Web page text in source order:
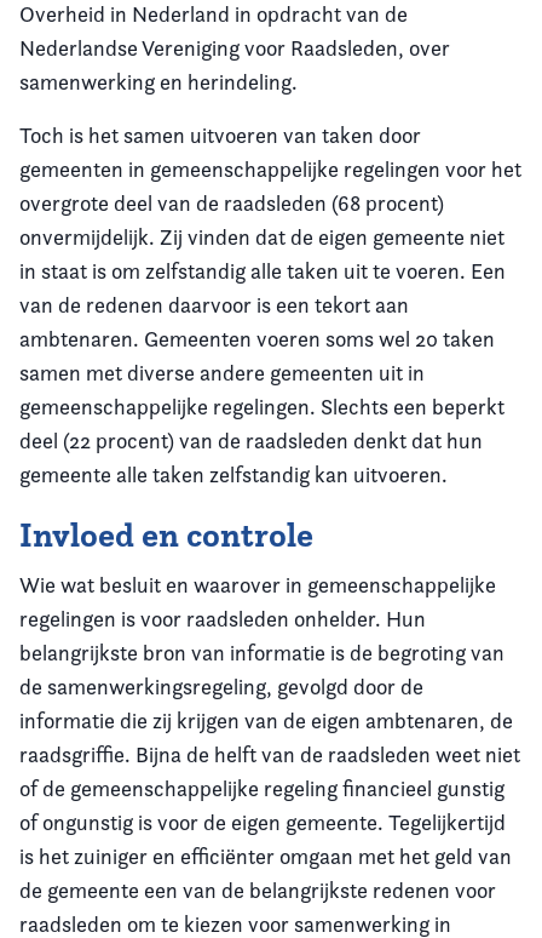
Overheid in Nederland in opdracht van de
Nederlandse Vereniging voor Raadsleden, over
samenwerking en herindeling.
Toch is het samen uitvoeren van taken door
gemeenten in gemeenschappelijke regelingen voor het
overgrote deel van de raadsleden (68 procent)
onvermijdelijk. Zij vinden dat de eigen gemeente niet
in staat is om zelfstandig alle taken uit te voeren. Een
van de redenen daarvoor is een tekort aan
ambtenaren. Gemeenten voeren soms wel 20 taken
samen met diverse andere gemeenten uit in
gemeenschappelijke regelingen. Slechts een beperkt
deel (22 procent) van de raadsleden denkt dat hun
gemeente alle taken zelfstandig kan uitvoeren.
Invloed en controle
Wie wat besluit en waarover in gemeenschappelijke
regelingen is voor raadsleden onhelder. Hun
belangrijkste bron van informatie is de begroting van
de samenwerkingsregeling, gevolgd door de
informatie die zij krijgen van de eigen ambtenaren, de
raadsgriffie. Bijna de helft van de raadsleden weet niet
of de gemeenschappelijke regeling financieel gunstig
of ongunstig is voor de eigen gemeente. Tegelijkertijd
is het zuiniger en efficiënter omgaan met het geld van
de gemeente een van de belangrijkste redenen voor
raadsleden om te kiezen voor samenwerking in